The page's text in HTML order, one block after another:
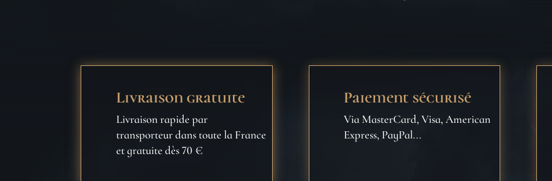
Livraison gratuite
Livraison rapide par
transporteur dans toute la France
et gratuite dès 70 €
Paiement sécurisé
Via MasterCard, Visa, American
Express, PayPal...